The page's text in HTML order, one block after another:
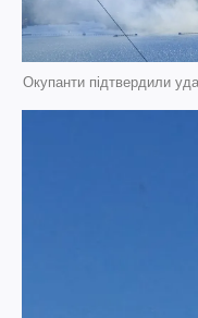
Окупанти підтвердили